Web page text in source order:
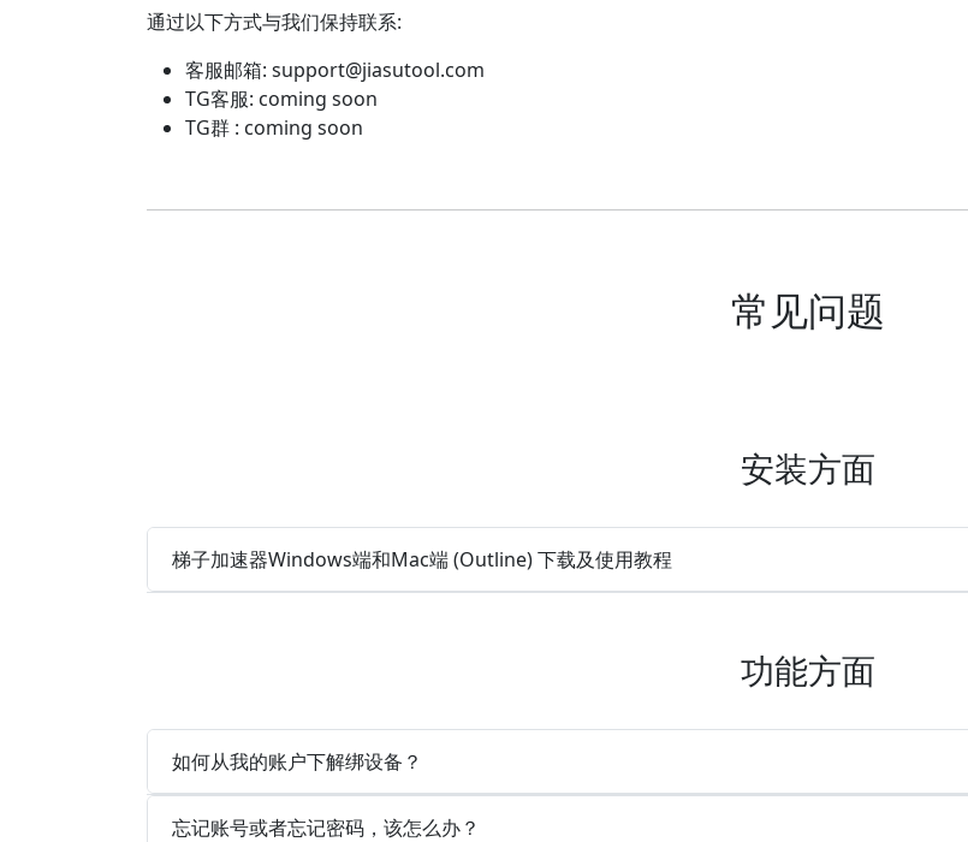
通过以下方式与我们保持联系:
客服邮箱: support@jiasutool.com
TG客服: coming soon
TG群 : coming soon
常见问题
安装方面
梯子加速器Windows端和Mac端 (Outline) 下载及使用教程
功能方面
如何从我的账户下解绑设备？
忘记账号或者忘记密码，该怎么办？